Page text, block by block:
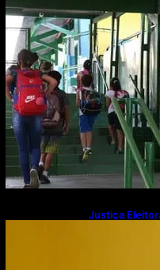
Justiça